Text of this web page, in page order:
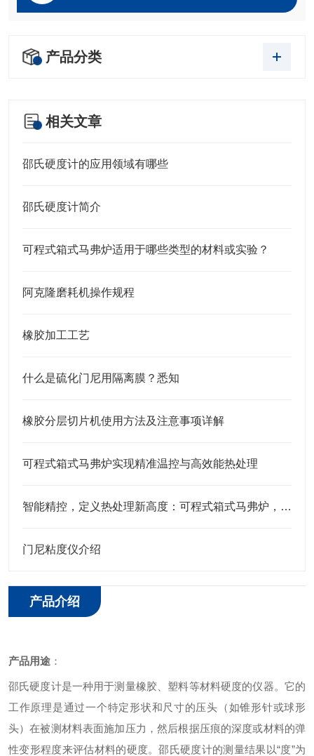
产品分类
相关文章
邵氏硬度计的应用领域有哪些
邵氏硬度计简介
可程式箱式马弗炉适用于哪些类型的材料或实验？
阿克隆磨耗机操作规程
橡胶加工工艺
什么是硫化门尼用隔离膜？悉知
橡胶分层切片机使用方法及注意事项详解
可程式箱式马弗炉实现精准温控与高效能热处理
智能精控，定义热处理新高度：可程式箱式马弗炉，您的实验室与生产挚选
门尼粘度仪介绍
产品介绍
产品用途 ：
邵氏硬度计是一种用于测量橡胶、塑料等材料硬度的仪器。它的
工作原理是通过一个特定形状和尺寸的压头（如锥形针或球形
头）在被测材料表面施加压力，然后根据压痕的深度或材料的弹
性变形程度来评估材料的硬度。邵氏硬度计的测量结果以“度”为